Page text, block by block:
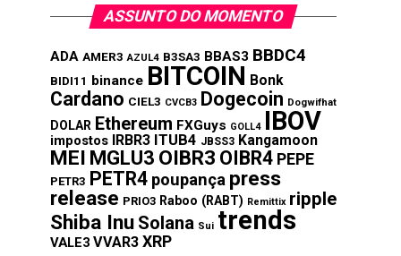
ASSUNTO DO MOMENTO
ADA AMER3 AZUL4 B3SA3 BBAS3 BBDC4
BIDI11 binance BITCOIN Bonk
Cardano CIEL3 CVCB3 Dogecoin Dogwifhat
DOLAR Ethereum FXGuys GOLL4 IBOV
impostos IRBR3 ITUB4 JBSS3 Kangamoon
MEI MGLU3 OIBR3 OIBR4 PEPE
PETR3 PETR4 poupança press
release PRIO3 Raboo (RABT) Remittix ripple
Shiba Inu Solana Sui trends
VALE3 VVAR3 XRP